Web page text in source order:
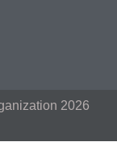
2026